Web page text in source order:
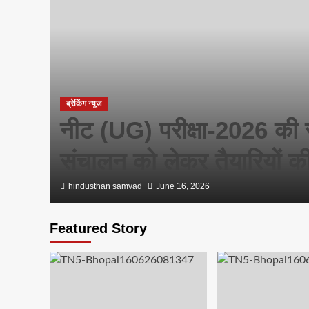
ब्रेकिंग न्यूज
नीट (UG) परीक्षा-2026 की
hindusthan samvad June 16, 2026
Featured Story